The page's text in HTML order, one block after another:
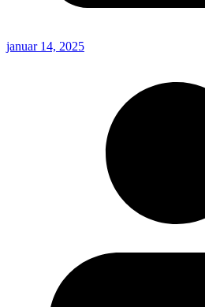
januar 14, 2025